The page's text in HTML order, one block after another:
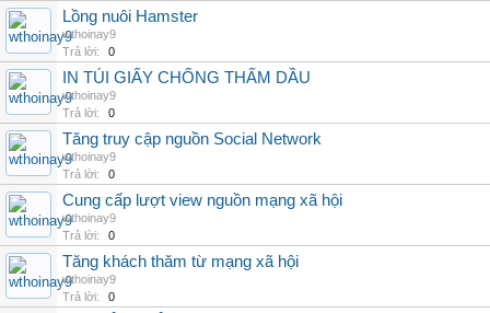
Lồng nuôi Hamster
wthoinay9
Trả lời:
0
IN TÚI GIẤY CHỐNG THẤM DẦU
wthoinay9
Trả lời:
0
Tăng truy cập nguồn Social Network
wthoinay9
Trả lời:
0
Cung cấp lượt view nguồn mạng xã hội
wthoinay9
Trả lời:
0
Tăng khách thăm từ mạng xã hội
wthoinay9
Trả lời:
0